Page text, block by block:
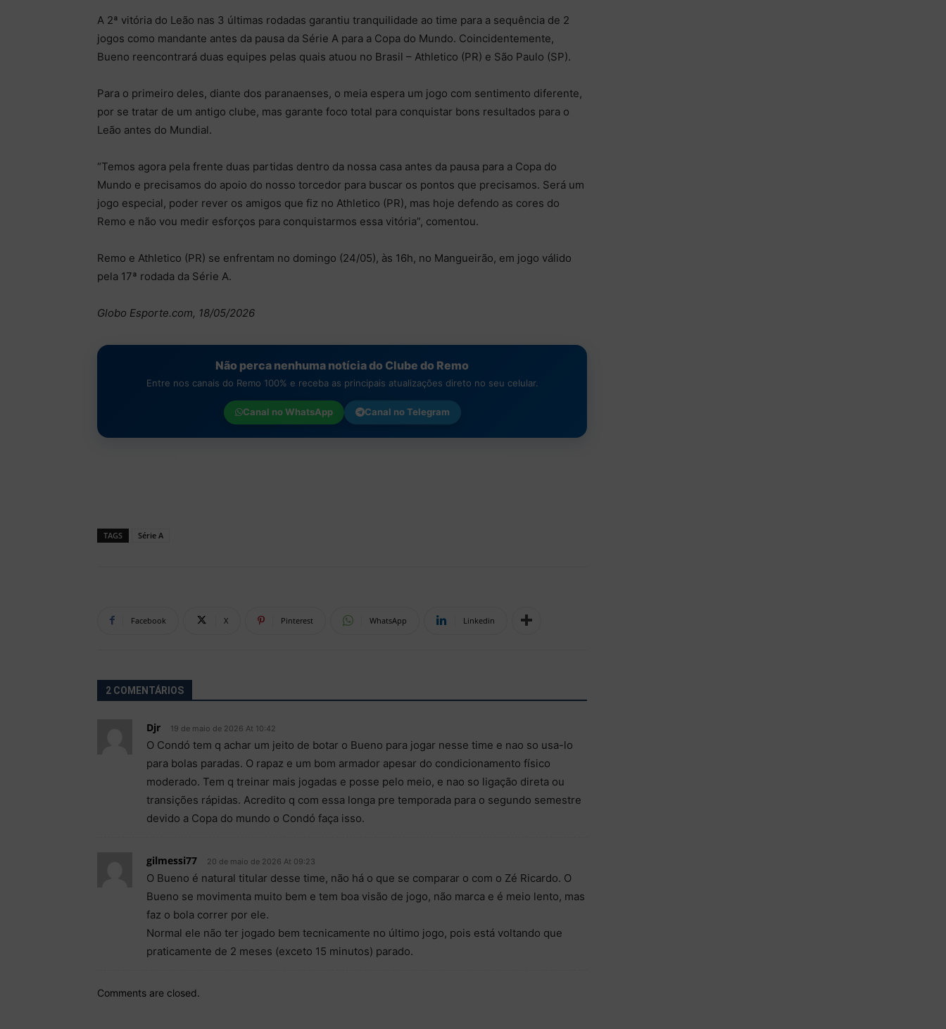
A 2ª vitória do Leão nas 3 últimas rodadas garantiu tranquilidade ao time para a sequência de 2
jogos como mandante antes da pausa da Série A para a Copa do Mundo. Coincidentemente,
Bueno reencontrará duas equipes pelas quais atuou no Brasil – Athletico (PR) e São Paulo (SP).
Para o primeiro deles, diante dos paranaenses, o meia espera um jogo com sentimento diferente,
por se tratar de um antigo clube, mas garante foco total para conquistar bons resultados para o
Leão antes do Mundial.
“Temos agora pela frente duas partidas dentro da nossa casa antes da pausa para a Copa do
Mundo e precisamos do apoio do nosso torcedor para buscar os pontos que precisamos. Será um
jogo especial, poder rever os amigos que fiz no Athletico (PR), mas hoje defendo as cores do
Remo e não vou medir esforços para conquistarmos essa vitória”, comentou.
Remo e Athletico (PR) se enfrentam no domingo (24/05), às 16h, no Mangueirão, em jogo válido
pela 17ª rodada da Série A.
Globo Esporte.com, 18/05/2026
Não perca nenhuma notícia do Clube do Remo
Entre nos canais do Remo 100% e receba as principais atualizações direto no seu celular.
Canal noWhatsApp Canal noTelegram
TAGS Série A
Facebook X Pinterest WhatsApp Linkedin
2 COMENTÁRIOS
Djr 19 de maio de 2026 At 10:42
O Condó tem q achar um jeito de botar o Bueno para jogar nesse time e nao so usa-lo
para bolas paradas. O rapaz e um bom armador apesar do condicionamento físico
moderado. Tem q treinar mais jogadas e posse pelo meio, e nao so ligação direta ou
transições rápidas. Acredito q com essa longa pre temporada para o segundo semestre
devido a Copa do mundo o Condó faça isso.
gilmessi77 20 de maio de 2026 At 09:23
O Bueno é natural titular desse time, não há o que se comparar o com o Zé Ricardo. O
Bueno se movimenta muito bem e tem boa visão de jogo, não marca e é meio lento, mas
faz o bola correr por ele.
Normal ele não ter jogado bem tecnicamente no último jogo, pois está voltando que
praticamente de 2 meses (exceto 15 minutos) parado.
Comments are closed.